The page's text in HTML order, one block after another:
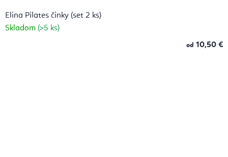
Elina Pilates činky (set 2 ks)
Skladom (>5 ks)
od 10,50 €